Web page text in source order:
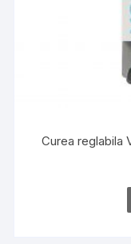
Curea reglabila